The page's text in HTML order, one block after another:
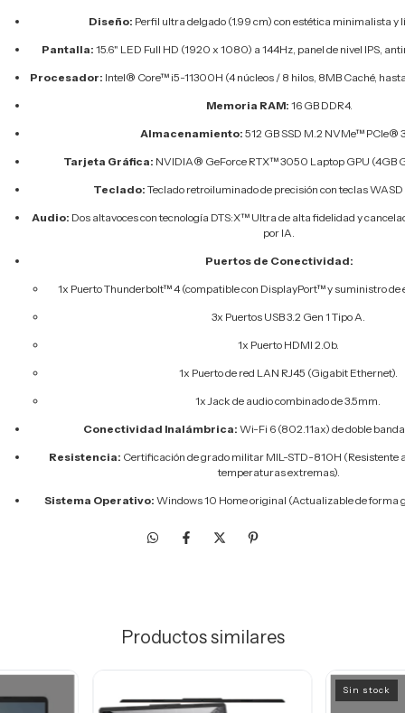
Diseño: Perfil ultra delgado (1.99 cm) con estética minimalista y
Pantalla: 15.6" LED Full HD (1920 x 1080) a 144Hz, panel de nivel IPS,
Procesador: Intel® Core™ i5-11300H (4 núcleos / 8 hilos, 8MB Caché, hasta
Memoria RAM: 16 GB DDR4.
Almacenamiento: 512 GB SSD M.2 NVMe™ PCIe®
Tarjeta Gráfica: NVIDIA® GeForce RTX™ 3050 Laptop GPU (4GB
Teclado: Teclado retroiluminado de precisión con teclas
Audio: Dos altavoces con tecnología DTS:X™ Ultra de alta fidelidad y
por IA.
Puertos de Conectividad:
1x Puerto Thunderbolt™ 4 (compatible con DisplayPort™ y suministro de
3x Puertos USB 3.2 Gen 1 Tipo A.
1x Puerto HDMI 2.0b.
1x Puerto de red LAN RJ45 (Gigabit Ethernet).
1x Jack de audio combinado de 3.5mm.
Conectividad Inalámbrica: Wi-Fi 6 (802.11ax) de doble banda
Resistencia: Certificación de grado militar MIL-STD-810H (Resistente
temperaturas extremas).
Sistema Operativo: Windows 10 Home original (Actualizable de forma
Productos similares
Sin stock